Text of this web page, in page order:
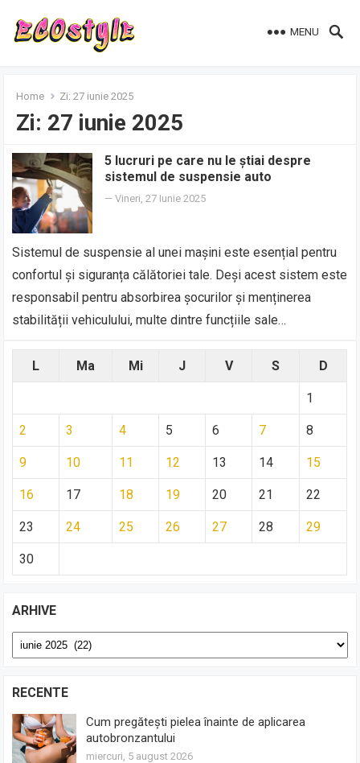
MENU
Home Zi:27 iunie 2025
Zi: 27 iunie 2025
5 lucruri pe care nu le știai despre
sistemul de suspensie auto
—Vineri, 27 Iunie 2025
Sistemul de suspensie al unei mașini este esențial pentru
confortul și siguranța călătoriei tale. Deși acest sistem este
responsabil pentru absorbirea șocurilor și menținerea
stabilității vehiculului, multe dintre funcțiile sale…
L Ma Mi J V S D
1
2 3 4 5 6 7 8
9 10 11 12 13 14 15
16 17 18 19 20 21 22
23 24 25 26 27 28 29
30
ARHIVE
Arhive
RECENTE
Cum pregătești pielea înainte de aplicarea
autobronzantului
miercuri, 5 august 2026